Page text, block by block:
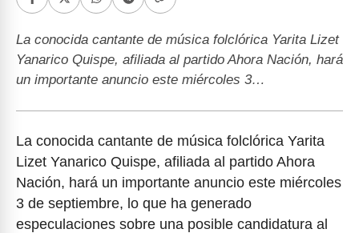
La conocida cantante de música folclórica Yarita Lizet
Yanarico Quispe, afiliada al partido Ahora Nación, hará
un importante anuncio este miércoles 3…
La conocida cantante de música folclórica Yarita
Lizet Yanarico Quispe, afiliada al partido Ahora
Nación, hará un importante anuncio este miércoles
3 de septiembre, lo que ha generado
especulaciones sobre una posible candidatura al